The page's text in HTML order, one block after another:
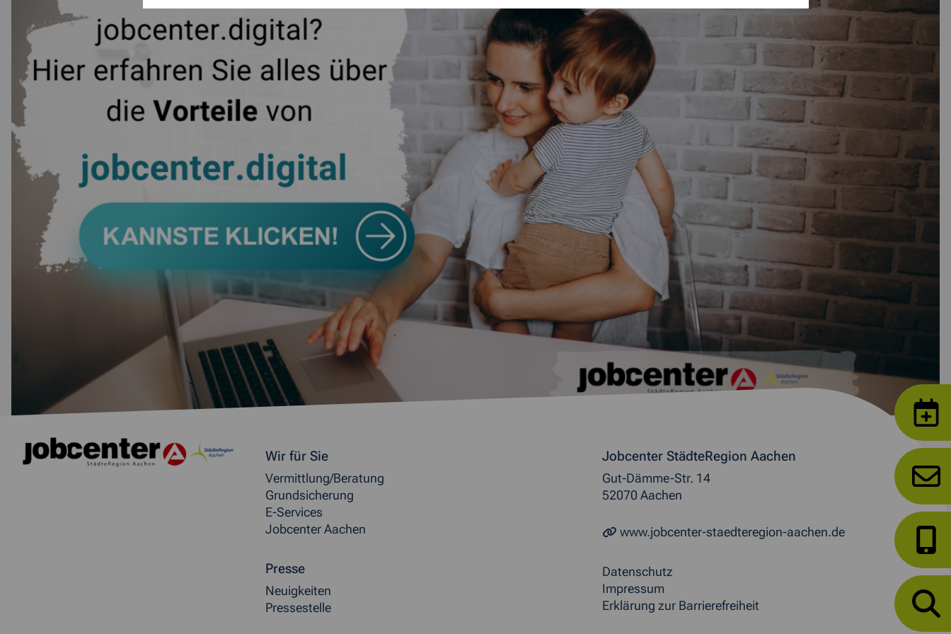
Weitere allgemeine Informationen
Wir für Sie
Vermittlung/Beratung
Grundsicherung
E-Services
Jobcenter Aachen
Presse
Neuigkeiten
Pressestelle
Jobcenter StädteRegion Aachen
Gut-Dämme-Str. 14
52070 Aachen
www.jobcenter-staedteregion-aachen.de
Datenschutz
Impressum
Erklärung zur Barrierefreiheit